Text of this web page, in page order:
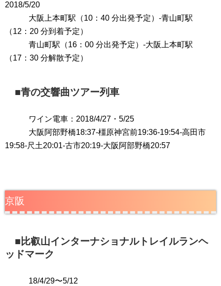
2018/5/20
大阪上本町駅（10：40 分出発予定）-青山町駅
（12：20 分到着予定）
青山町駅（16：00 分出発予定）-大阪上本町駅
（17：30 分解散予定）
■青の交響曲ツアー列車
ワイン電車：2018/4/27・5/25
大阪阿部野橋18:37-橿原神宮前19:36-19:54-高田市
19:58-尺土20:01-古市20:19-大阪阿部野橋20:57
京阪
■比叡山インターナショナルトレイルランヘ
ッドマーク
18/4/29〜5/12